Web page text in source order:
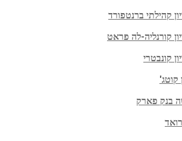
קהילתי ברנטפורד
קורנליה-לה פראט
קונבטרי
קוטג'
בנק פארק